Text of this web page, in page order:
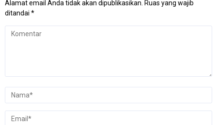
Alamat email Anda tidak akan dipublikasikan. Ruas yang wajib
ditandai *